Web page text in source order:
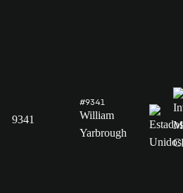
9341
#9341
William
Yarbrough